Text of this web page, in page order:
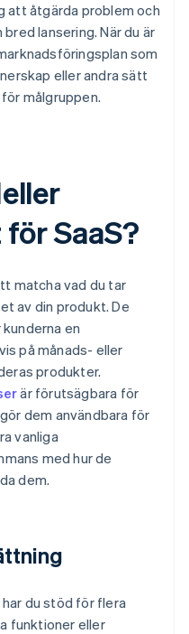
att åtgärda problem och
lansering. När du är
som
eller andra sätt
målgruppen.
SaaS?
matcha vad du tar
av din produkt. De
en
på månads- eller
produkter.
är förutsägbara för
dem användbara för
vanliga
med hur de
dem.
du stöd för flera
funktioner eller